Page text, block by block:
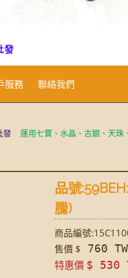
發
服務 聯絡我們
用七寶、水晶、古銀、天珠、琉
品號
騰)
商品編號
售價 $ 760
特惠價 $ 530